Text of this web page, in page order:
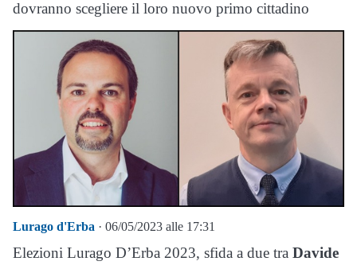
dovranno scegliere il loro nuovo primo cittadino
Lurago d'Erba · 06/05/2023 alle 17:31
Elezioni Lurago D’Erba 2023, sfida a due tra Davide